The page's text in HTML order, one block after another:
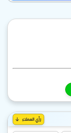
رأي العملاء